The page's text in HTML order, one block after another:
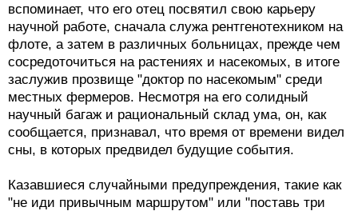
вспоминает, что его отец посвятил свою карьеру
научной работе, сначала служа рентгенотехником на
флоте, а затем в различных больницах, прежде чем
сосредоточиться на растениях и насекомых, в итоге
заслужив прозвище "доктор по насекомым" среди
местных фермеров. Несмотря на его солидный
научный багаж и рациональный склад ума, он, как
сообщается, признавал, что время от времени видел
сны, в которых предвидел будущие события.
Казавшиеся случайными предупреждения, такие как
"не иди привычным маршрутом" или "поставь три